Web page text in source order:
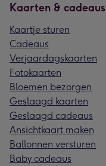
Kaarten & cadeaus
Kaartje sturen
Cadeaus
Verjaardagskaarten
Fotokaarten
Bloemen bezorgen
Geslaagd kaarten
Geslaagd cadeaus
Ansichtkaart maken
Ballonnen versturen
Baby cadeaus